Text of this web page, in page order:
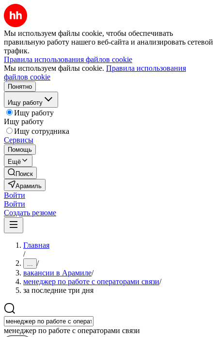
Мы используем файлы cookie, чтобы обеспечивать
правильную работу нашего веб-сайта и анализировать сетевой
трафик.
Правила использования файлов cookie
Мы используем файлы cookie. Правила использования
файлов cookie
Понятно
Ищу работу
Ищу работу
Ищу работу
Ищу сотрудника
Сервисы
Помощь
Ещё
Поиск
Арамиль
Войти
Войти
Создать резюме
Главная
/
... /
вакансии в Арамиле/
менеджер по работе с операторами связи/
за последние три дня
менеджер по работе с операторами связи